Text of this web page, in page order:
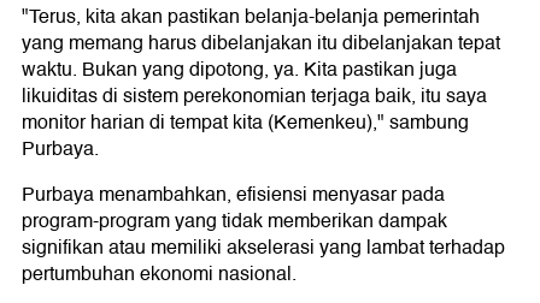
"Terus, kita akan pastikan belanja-belanja pemerintah
yang memang harus dibelanjakan itu dibelanjakan tepat
waktu. Bukan yang dipotong, ya. Kita pastikan juga
likuiditas di sistem perekonomian terjaga baik, itu saya
monitor harian di tempat kita (Kemenkeu)," sambung
Purbaya.
Purbaya menambahkan, efisiensi menyasar pada
program-program yang tidak memberikan dampak
signifikan atau memiliki akselerasi yang lambat terhadap
pertumbuhan ekonomi nasional.